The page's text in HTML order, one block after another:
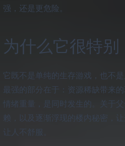
强，还是更危险。
为什么它很特别
它既不是单纯的生存游戏，也不
最强的部分在于：资源稀缺带来
情绪重量，是同时发生的。关于
赖，以及逐渐浮现的楼内秘密，
让人不舒服。